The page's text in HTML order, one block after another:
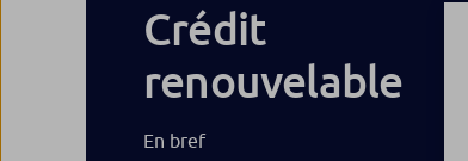
Crédit
renouvelable
En bref